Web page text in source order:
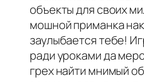
объекты для своих
мошной приманка
заулыбается тебе!
ради уроками да
грех найти мнимый